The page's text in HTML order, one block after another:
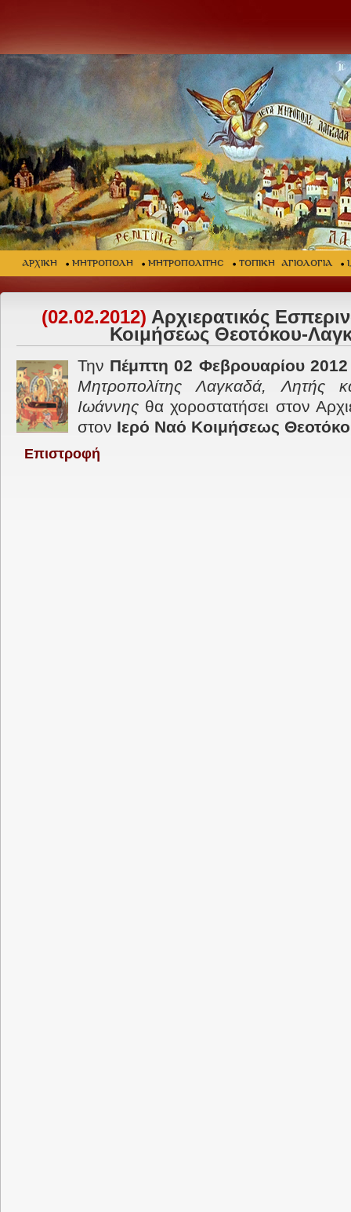
ΑΡΧΙΚΗ ΜΗΤΡΟΠΟΛΗ ΜΗΤΡΟΠΟΛΙΤΗΣ ΤΟΠΙΚΗ ΑΓΙΟΛΟΓΙΑ
(02.02.2012) Αρχιερατικός
Κοιμήσεως Θεοτόκου-
Την Πέμπτη 02 Φεβρουαρίου 2012
Μητροπολίτης Λαγκαδά, Λητής
Ιωάννης θα χοροστατήσει στον
στον Ιερό Ναό Κοιμήσεως
Επιστροφή